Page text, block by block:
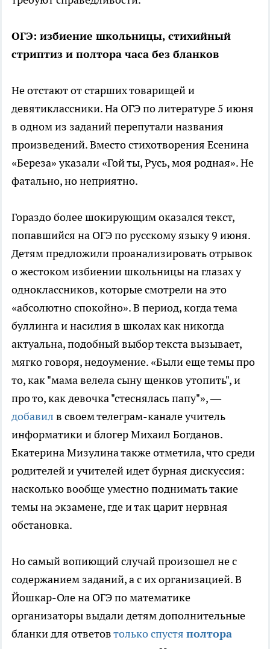
ОГЭ: избиение школьницы, стихийный
стриптиз и полтора часа без бланков
Не отстают от старших товарищей и
девятиклассники. На ОГЭ по литературе 5 июня
в одном из заданий перепутали названия
произведений. Вместо стихотворения Есенина
«Береза» указали «Гой ты, Русь, моя родная». Не
фатально, но неприятно.
Гораздо более шокирующим оказался текст,
попавшийся на ОГЭ по русскому языку 9 июня.
Детям предложили проанализировать отрывок
о жестоком избиении школьницы на глазах у
одноклассников, которые смотрели на это
«абсолютно спокойно». В период, когда тема
буллинга и насилия в школах как никогда
актуальна, подобный выбор текста вызывает,
мягко говоря, недоумение. «Были еще темы про
то, как "мама велела сыну щенков утопить", и
про то, как девочка "стеснялась папу"», —
добавил в своем телеграм-канале учитель
информатики и блогер Михаил Богданов.
Екатерина Мизулина также отметила, что среди
родителей и учителей идет бурная дискуссия:
насколько вообще уместно поднимать такие
темы на экзамене, где и так царит нервная
обстановка.
Но самый вопиющий случай произошел не с
содержанием заданий, а с их организацией. В
Йошкар-Оле на ОГЭ по математике
организаторы выдали детям дополнительные
бланки для ответовтолько спустя полтора